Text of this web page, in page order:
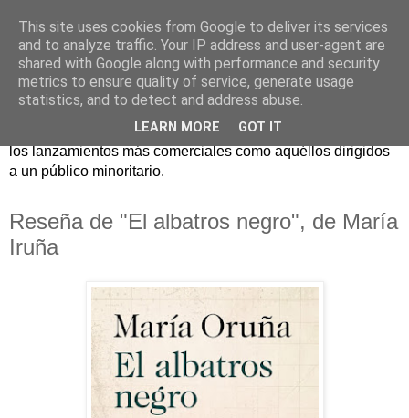
Críticas y reseñas de las principales novedades literarias
editadas en España. En Crítica de libros tienen cabida tanto
los lanzamientos más comerciales como aquéllos dirigidos
a un público minoritario.
Reseña de "El albatros negro", de María
Iruña
This site uses cookies from Google to deliver its services
and to analyze traffic. Your IP address and user-agent are
shared with Google along with performance and security
metrics to ensure quality of service, generate usage
statistics, and to detect and address abuse.
LEARN MORE GOT IT